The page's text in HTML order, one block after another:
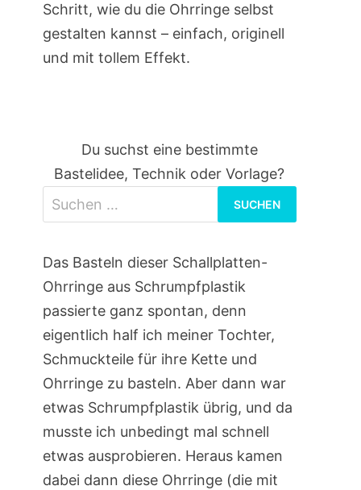
Schritt, wie du die Ohrringe selbst
gestalten kannst – einfach, originell
und mit tollem Effekt.
Du suchst eine bestimmte
Bastelidee, Technik oder Vorlage?
nach:
Das Basteln dieser Schallplatten-
Ohrringe aus Schrumpfplastik
passierte ganz spontan, denn
eigentlich half ich meiner Tochter,
Schmuckteile für ihre Kette und
Ohrringe zu basteln. Aber dann war
etwas Schrumpfplastik übrig, und da
musste ich unbedingt mal schnell
etwas ausprobieren. Heraus kamen
dabei dann diese Ohrringe (die mit